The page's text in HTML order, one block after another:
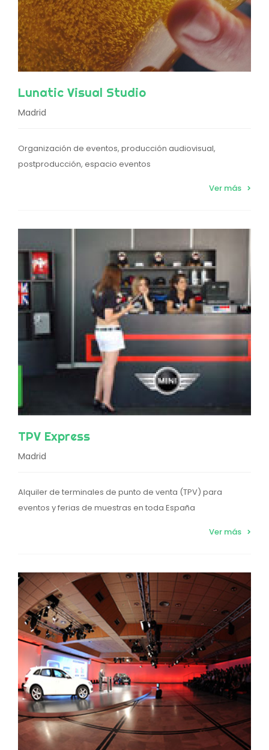
Lunatic Visual Studio
Madrid
Organización de eventos, producción audiovisual,
postproducción, espacio eventos
Ver más
TPV Express
Madrid
Alquiler de terminales de punto de venta (TPV) para
eventos y ferias de muestras en toda España
Ver más